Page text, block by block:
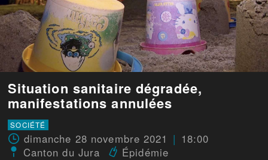
Situation sanitaire dégradée,
manifestations annulées
SOCIÉTÉ
dimanche 28 novembre 2021
18:00
Canton du Jura
Épidémie